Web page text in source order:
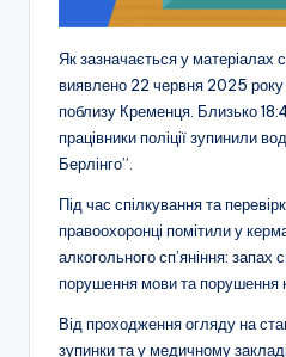
Як зазначається у матеріалах
виявлено 22 червня 2025 року
поблизу Кременця. Близько
працівники поліції зупинили
Берлінго”.
Під час спілкування та
правоохоронці помітили у
алкогольного сп’яніння: запах
порушення мови та порушення
Від проходження огляду на
зупинки та у медичному